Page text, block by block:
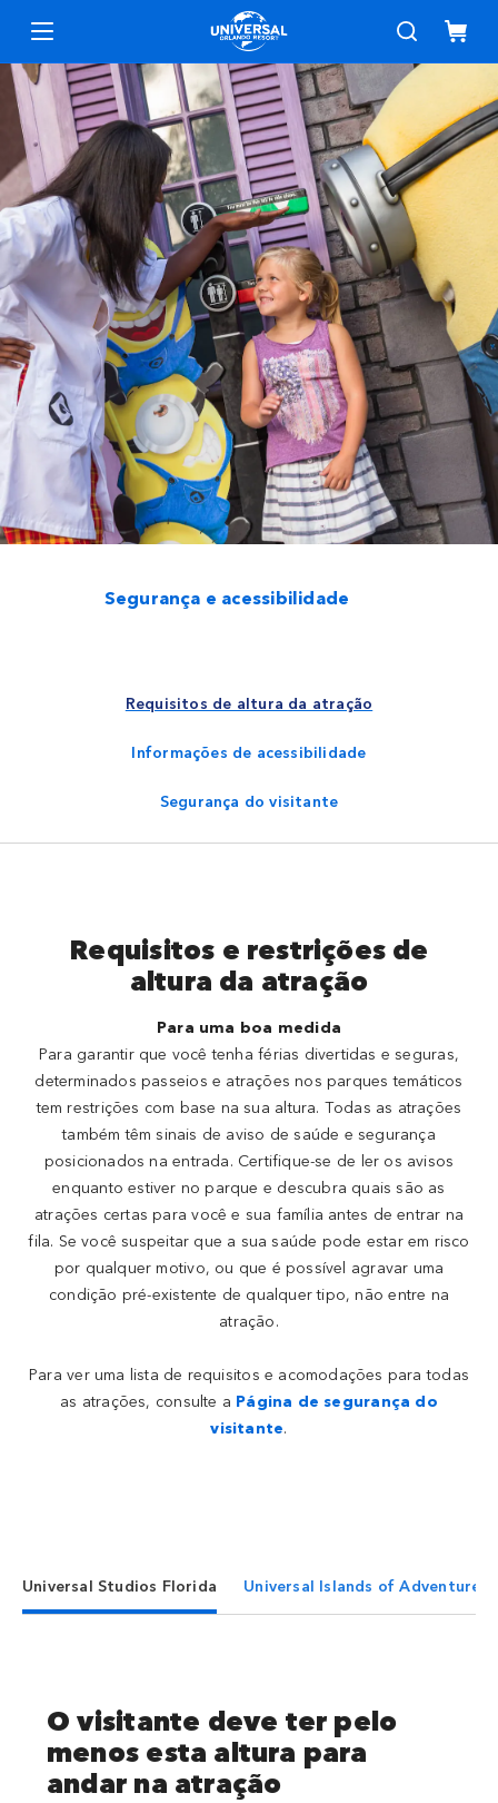
Segurança e acessibilidade
Requisitos de altura da atração
Informações de acessibilidade
Segurança do visitante
Segurança e acessibilidade
Requisitos e restrições de
altura da atração
Para uma boa medida
Para garantir que você tenha férias divertidas e seguras,
determinados passeios e atrações nos parques temáticos
tem restrições com base na sua altura. Todas as atrações
também têm sinais de aviso de saúde e segurança
posicionados na entrada. Certifique-se de ler os avisos
enquanto estiver no parque e descubra quais são as
atrações certas para você e sua família antes de entrar na
fila. Se você suspeitar que a sua saúde pode estar em risco
por qualquer motivo, ou que é possível agravar uma
condição pré-existente de qualquer tipo, não entre na
atração.
Para ver uma lista de requisitos e acomodações para todas
as atrações, consulte a Página de segurança do
visitante.
Universal Studios Florida Universal Islands of Adventure
O visitante deve ter pelo
menos esta altura para
andar na atração